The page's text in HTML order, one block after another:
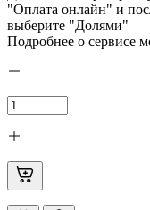
"Оплата онлайн" и
выберите "Долями"
Подробнее о сервисе